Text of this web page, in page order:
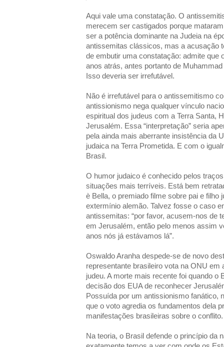
Aqui vale uma constatação. O
merecem ser castigados porque
ser a potência dominante na Judeia na
antissemitas clássicos, mas a acusação
de embutir uma constatação: admite que
anos atrás, antes portanto de
Isso deveria ser irrefutável.
Não é irrefutável para o antissemitismo
antissionismo nega qualquer vínculo
espiritual dos judeus com a Terra Santa,
Jerusalém. Essa “interpretação” seria
pela ainda mais aberrante insistência da
judaica na Terra Prometida. E com o
Brasil.
O humor judaico é conhecido pelos
situações mais terríveis. Está bem
è Bella, o premiado filme sobre pai e filho
extermínio alemão. Talvez fosse o caso
antissemitas: “por favor, acusem-nos de
em Jerusalém, então pelo menos assim
anos nós já estávamos lá”.
Oswaldo Aranha despede-se de novo
representante brasileiro vota na ONU
judeu. A morte mais recente foi quando o
decisão dos EUA de reconhecer
Possuída por um antissionismo fanático,
que o voto agredia os fundamentos dela
manifestações brasileiras sobre o conflito.
Na teoria, o Brasil defende o princípio da